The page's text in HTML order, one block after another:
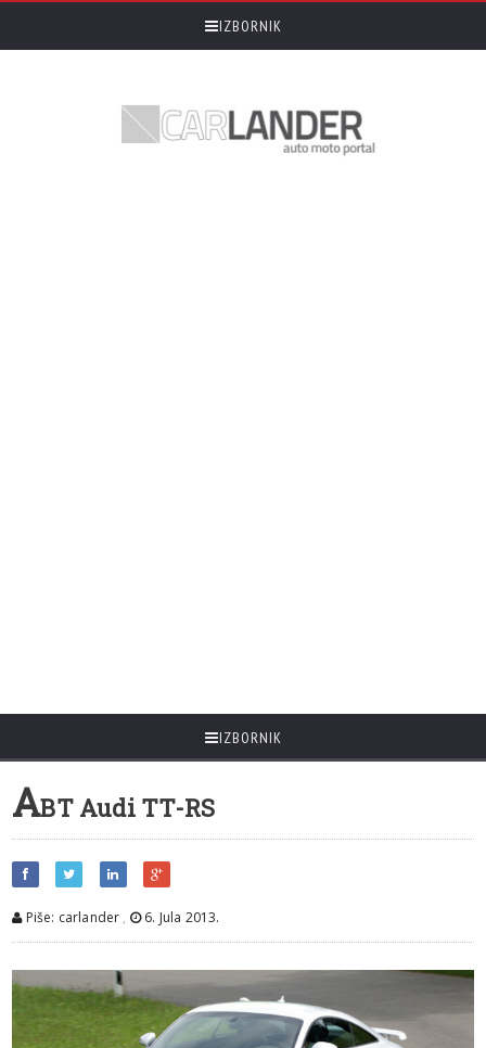
IZBORNIK
IZBORNIK
ABT Audi TT-RS
Piše: carlander , 6. Jula 2013.